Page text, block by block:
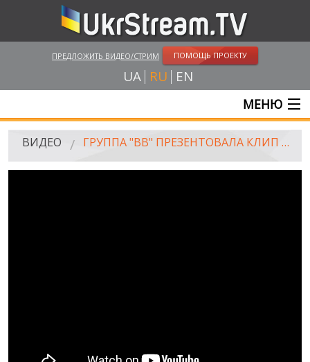
ПРЕДЛОЖИТЬ ВИДЕО/СТРИМ ПОМОЩЬ ПРОЕКТУ
UA RU EN
МЕНЮ
ГЛАВНАЯ
ПУБЛИЧНЫЕ ЛЮДИ
ВИДЕО ГРУППА "ВВ" ПРЕЗЕНТОВАЛА КЛИП НА "ПЕСНЮ СЕЧЕВЫХ СТРЕЛЬЦОВ"